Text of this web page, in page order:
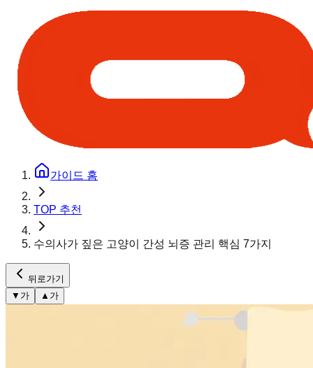
가이드 홈
TOP 추천
수의사가 짚은 고양이 간성 뇌증 관리 핵심 7가지
뒤로가기
▼ 가 ▲ 가